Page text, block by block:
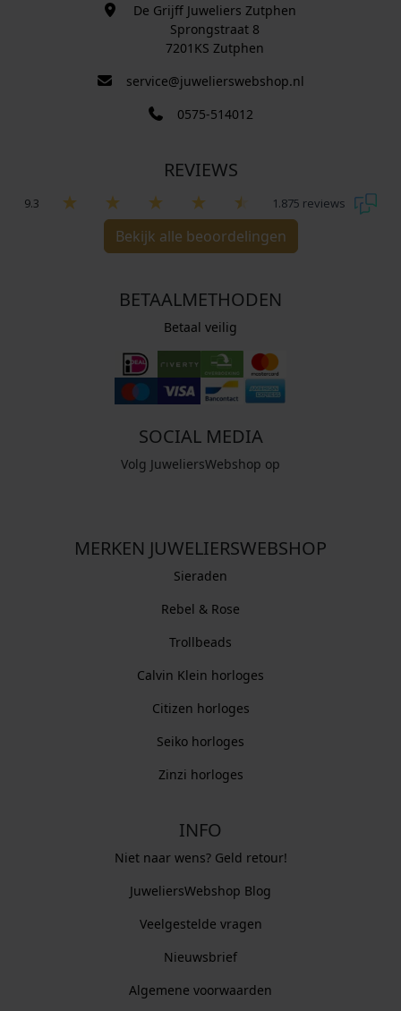
De Grijff Juweliers Zutphen
Sprongstraat 8
7201KS Zutphen
service@juwelierswebshop.nl
0575-514012
REVIEWS
9.3 1.875 reviews
Bekijk alle beoordelingen
BETAALMETHODEN
Betaal veilig
SOCIAL MEDIA
Volg JuweliersWebshop op
MERKEN JUWELIERSWEBSHOP
Sieraden
Rebel & Rose
Trollbeads
Calvin Klein horloges
Citizen horloges
Seiko horloges
Zinzi horloges
INFO
Niet naar wens? Geld retour!
JuweliersWebshop Blog
Veelgestelde vragen
Nieuwsbrief
Algemene voorwaarden